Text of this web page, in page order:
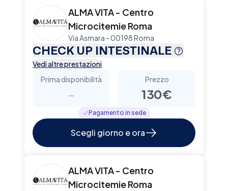
ALMA VITA - Centro
Microcitemie Roma
Via Asmara - 00198 Roma
CHECK UP INTESTINALE
Vedi altre prestazioni
Prima disponibilità
-
Prezzo
130€
Pagamento in sede
Scegli giorno e ora
ALMA VITA - Centro
Microcitemie Roma